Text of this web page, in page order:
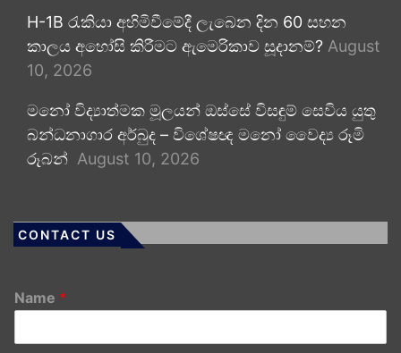
H-1B රැකියා අහිමිවීමේදී ලැබෙන දින 60 සහන
කාලය අහෝසි කිරීමට ඇමෙරිකාව සූදානම්? August
10, 2026
මනෝ විද්‍යාත්මක මූලයන් ඔස්සේ විසඳුම් සෙවිය යුතු
බන්ධනාගාර අර්බුද – විශේෂඥ මනෝ වෛද්‍ය රූමි
රූබන් August 10, 2026
CONTACT US
Name *